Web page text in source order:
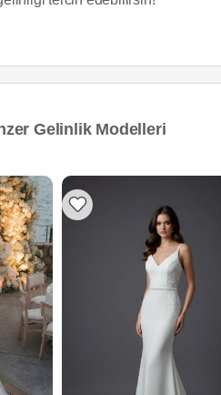
Gelinlik Modelleri